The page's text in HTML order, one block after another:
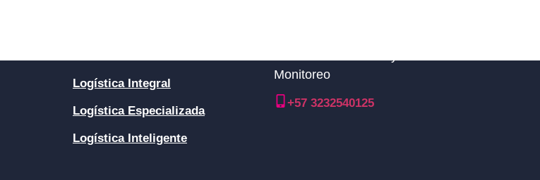
Logística Integral
Logística Especializada
Logística Inteligente
Monitoreo
+57 3232540125